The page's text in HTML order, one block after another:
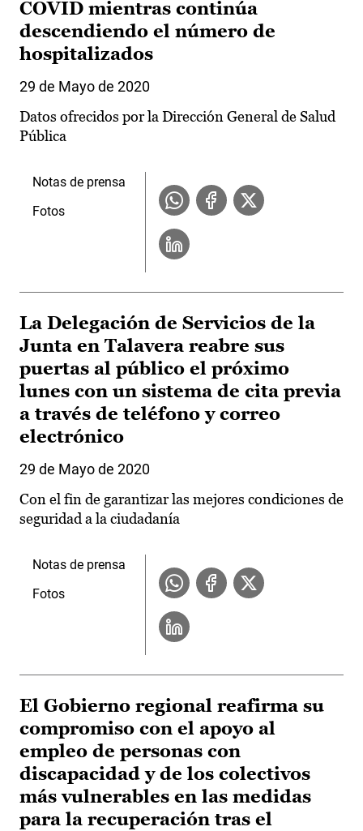
COVID mientras continúa
descendiendo el número de
hospitalizados
29 de Mayo de 2020
Datos ofrecidos por la Dirección General de Salud
Pública
Notas de prensa
Fotos
La Delegación de Servicios de la
Junta en Talavera reabre sus
puertas al público el próximo
lunes con un sistema de cita previa
a través de teléfono y correo
electrónico
29 de Mayo de 2020
Con el fin de garantizar las mejores condiciones de
seguridad a la ciudadanía
Notas de prensa
Fotos
El Gobierno regional reafirma su
compromiso con el apoyo al
empleo de personas con
discapacidad y de los colectivos
más vulnerables en las medidas
para la recuperación tras el